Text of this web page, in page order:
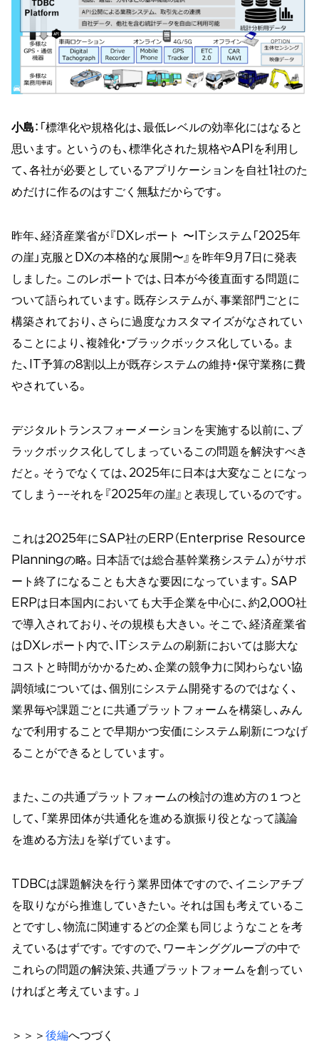
小島：「標準化や規格化は、最低レベルの効率化にはなると
思います。というのも、標準化された規格やAPIを利用し
て、各社が必要としているアプリケーションを自社1社のた
めだけに作るのはすごく無駄だからです。
昨年、経済産業省が『DXレポート 〜ITシステム「2025年
の崖」克服とDXの本格的な展開〜』を昨年9月7日に発表
しました。このレポートでは、日本が今後直面する問題に
ついて語られています。既存システムが、事業部門ごとに
構築されており、さらに過度なカスタマイズがなされてい
ることにより、複雑化・ブラックボックス化している。ま
た、IT予算の8割以上が既存システムの維持・保守業務に費
やされている。
デジタルトランスフォーメーションを実施する以前に、ブ
ラックボックス化してしまっているこの問題を解決すべき
だと。そうでなくては、2025年に日本は大変なことになっ
てしまう−−それを『2025年の崖』と表現しているのです。
これは2025年にSAP社のERP（Enterprise Resource
Planningの略。日本語では総合基幹業務システム）がサポ
ート終了になることも大きな要因になっています。SAP
ERPは日本国内においても大手企業を中心に、約2,000社
で導入されており、その規模も大きい。そこで、経済産業省
はDXレポート内で、ITシステムの刷新においては膨大な
コストと時間がかかるため、企業の競争力に関わらない協
調領域については、個別にシステム開発するのではなく、
業界毎や課題ごとに共通プラットフォームを構築し、みん
なで利用することで早期かつ安価にシステム刷新につなげ
ることができるとしています。
また、この共通プラットフォームの検討の進め方の１つと
して、「業界団体が共通化を進める旗振り役となって議論
を進める方法」を挙げています。
TDBCは課題解決を行う業界団体ですので、イニシアチブ
を取りながら推進していきたい。それは国も考えているこ
とですし、物流に関連するどの企業も同じようなことを考
えているはずです。ですので、ワーキンググループの中で
これらの問題の解決策、共通プラットフォームを創ってい
ければと考えています。」
＞＞＞ 後編へつづく